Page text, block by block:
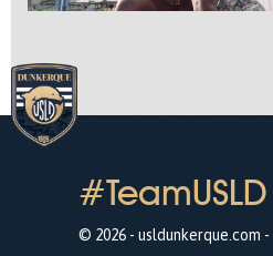
#TeamUSLD
© 2026 - usldunkerque.com -